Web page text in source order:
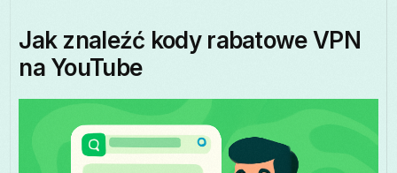
Jak znaleźć kody rabatowe VPN
na YouTube